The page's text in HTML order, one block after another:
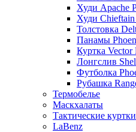
Худи Apache
Худи
Толстовка
Панамы
Куртка Vector
Лонгслив
Футболка
Рубашка
Термобелье
Маскхалаты
Тактические
LaBenz